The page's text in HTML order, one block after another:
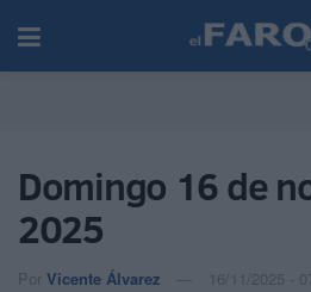
Domingo 16 de
2025
Por Vicente Álvarez 16/11/2025 -